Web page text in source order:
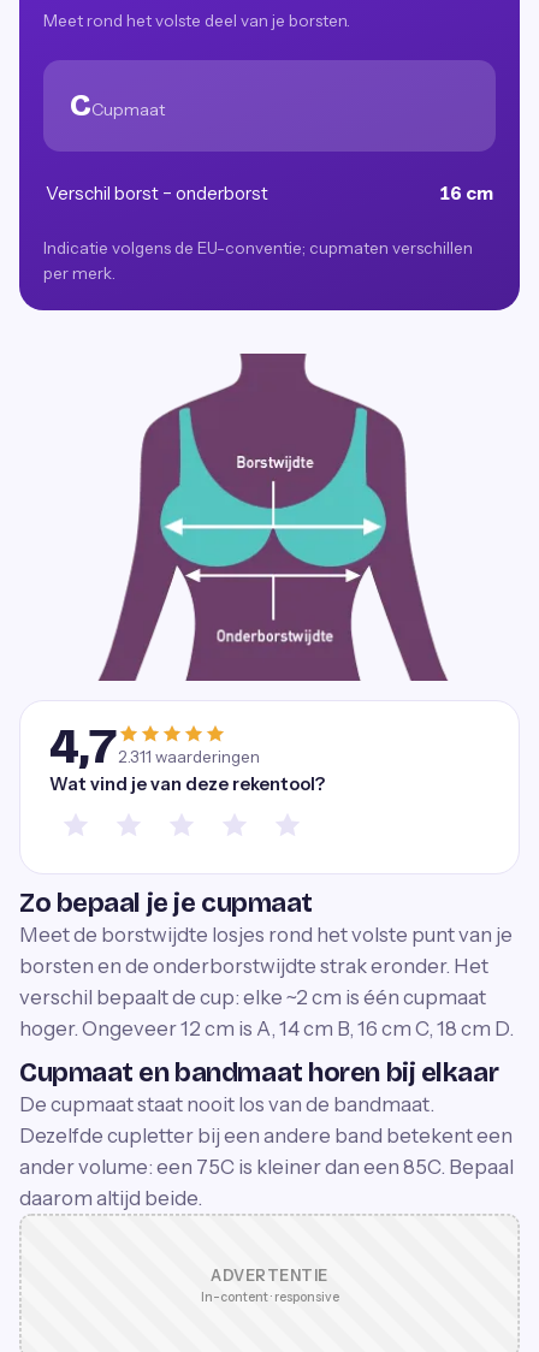
Meet rond het volste deel van je borsten.
CCupmaat
Verschil borst − onderborst 16 cm
Indicatie volgens de EU-conventie; cupmaten verschillen
per merk.
4,72.311 waarderingen
Wat vind je van deze rekentool?
Zo bepaal je je cupmaat
Meet de borstwijdte losjes rond het volste punt van je
borsten en de onderborstwijdte strak eronder. Het
verschil bepaalt de cup: elke ~2 cm is één cupmaat
hoger. Ongeveer 12 cm is A, 14 cm B, 16 cm C, 18 cm D.
Cupmaat en bandmaat horen bij elkaar
De cupmaat staat nooit los van de bandmaat.
Dezelfde cupletter bij een andere band betekent een
ander volume: een 75C is kleiner dan een 85C. Bepaal
daarom altijd beide.
ADVERTENTIE
In-content · responsive